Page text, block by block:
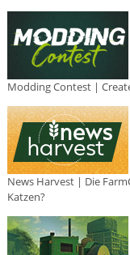
Modding Contest |
News Harvest | Die
Katzen?